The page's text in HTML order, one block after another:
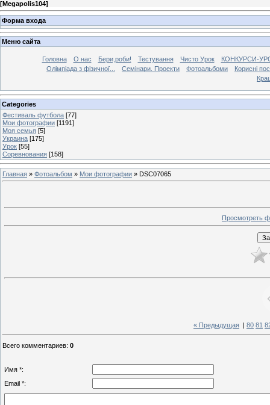
[Megapolis104]
Форма входа
Меню сайта
Головна О нас Бери,роби! Тестування Чисто Урок
КОНКУРСИ-
Олімпіада з фізичної...
Семінари. Проекти Фотоальбоми
Корисні
Categories
Фестиваль футбола [77]
Мои фотографии [1191]
Моя семья [5]
Украина [175]
Урок [55]
Соревнования [158]
Главная » Фотоальбом » Мои фотографии » DSC07065
Просмотреть
« Предыдущая 80 81
Всего комментариев: 0
Имя *:
Email *: